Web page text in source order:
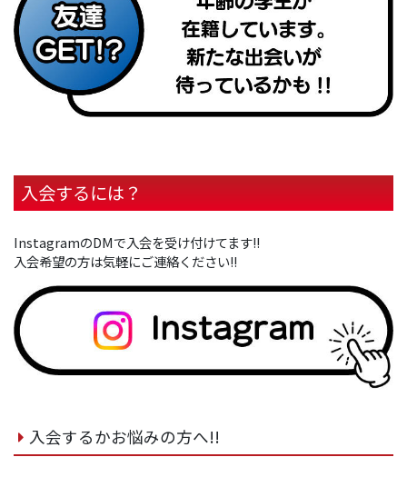
入会するには？
InstagramのDMで入会を受け付けてます!!
入会希望の⽅は気軽にご連絡ください!!
入会するかお悩みの方へ!!